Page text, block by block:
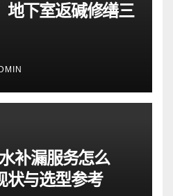
地下室返碱修缮三
补漏服务怎么
状与选型参考